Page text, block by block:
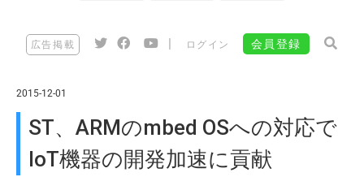
広告掲載 ログイン 会員登録
2015-12-01
ST、ARMのmbed OSへの対応で
IoT機器の開発加速に貢献